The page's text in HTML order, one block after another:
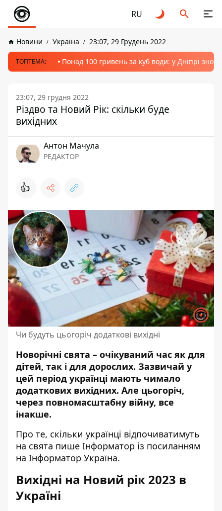
RU
Новини Україна 23:07, 29 Грудень 2022
ТОПТЕМА: Понад 100 гривень за куб води: у Дніпрі
23:07, 29 грудня 2022
Різдво та Новий Рік: скільки буде
вихідних
Антон Мачула
РЕДАКТОР
👍
Чи будуть цьогоріч додаткові вихідні
Новорічні свята – очікуваний час як для
дітей, так і для дорослих. Зазвичай у
цей період українці мають чимало
додаткових вихідних. Але цьогоріч,
через повномасштабну війну, все
інакше.
Про те, скільки українці відпочиватимуть
на свята пише Інформатор із посиланням
на Інформатор Україна.
Вихідні на Новий рік 2023 в
Україні